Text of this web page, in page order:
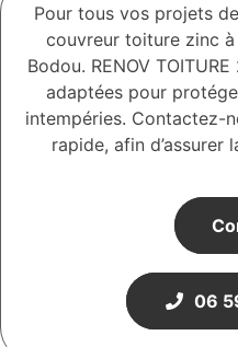
Pour tous vos projets
couvreur toiture zinc
Bodou. RENOV
adaptées pour
intempéries. Contactez-
rapide, afin
06